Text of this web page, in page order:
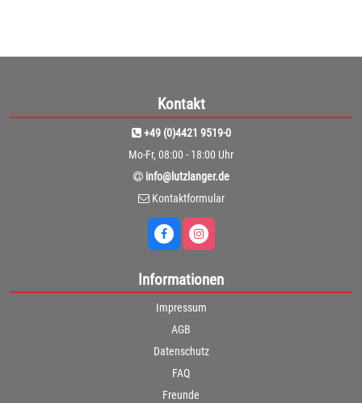
Kontakt
+49 (0)4421 9519-0
Mo-Fr, 08:00 - 18:00 Uhr
info@lutzlanger.de
Kontaktformular
Informationen
Impressum
AGB
Datenschutz
FAQ
Freunde